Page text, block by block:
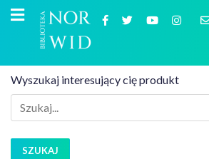
Wyszukaj interesujący cię produkt
SZUKAJ